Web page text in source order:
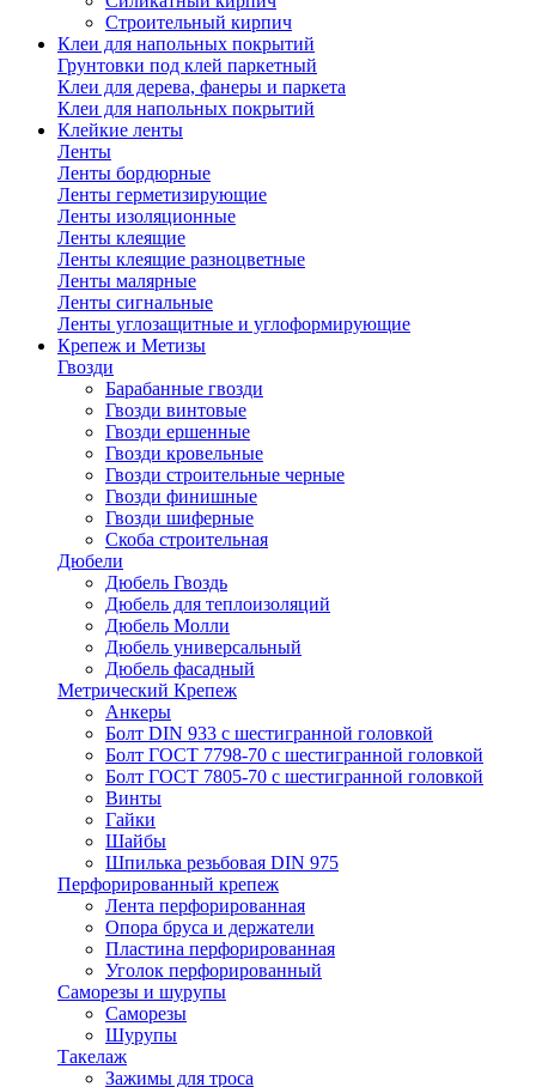
Строительный кирпич
Клеи для напольных покрытий
Грунтовки под клей паркетный
Клеи для дерева, фанеры и паркета
Клеи для напольных покрытий
Клейкие ленты
Ленты
Ленты бордюрные
Ленты герметизирующие
Ленты изоляционные
Ленты клеящие
Ленты клеящие разноцветные
Ленты малярные
Ленты сигнальные
Ленты углозащитные и углоформирующие
Крепеж и Метизы
Гвозди
Барабанные гвозди
Гвозди винтовые
Гвозди ершенные
Гвозди кровельные
Гвозди строительные черные
Гвозди финишные
Гвозди шиферные
Скоба строительная
Дюбели
Дюбель Гвоздь
Дюбель для теплоизоляций
Дюбель Молли
Дюбель универсальный
Дюбель фасадный
Метрический Крепеж
Анкеры
Болт DIN 933 с шестигранной головкой
Болт ГОСТ 7798-70 с шестигранной головкой
Болт ГОСТ 7805-70 с шестигранной головкой
Винты
Гайки
Шайбы
Шпилька резьбовая DIN 975
Перфорированный крепеж
Лента перфорированная
Опора бруса и держатели
Пластина перфорированная
Уголок перфорированный
Саморезы и шурупы
Саморезы
Шурупы
Такелаж
Зажимы для троса